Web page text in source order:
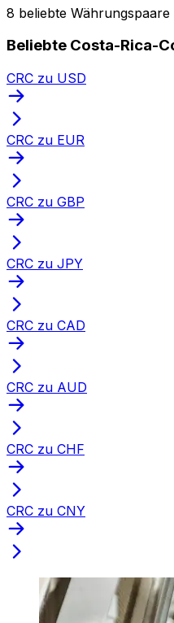
8 beliebte
Beliebte Costa-Rica-
CRC zu USD
CRC zu EUR
CRC zu GBP
CRC zu JPY
CRC zu CAD
CRC zu AUD
CRC zu CHF
CRC zu CNY